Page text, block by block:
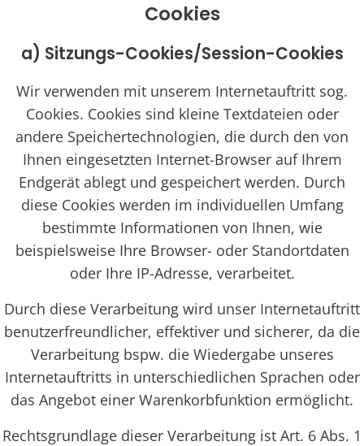
Cookies
a) Sitzungs-Cookies/Session-Cookies
Wir verwenden mit unserem Internetauftritt sog.
Cookies. Cookies sind kleine Textdateien oder
andere Speichertechnologien, die durch den von
Ihnen eingesetzten Internet-Browser auf Ihrem
Endgerät ablegt und gespeichert werden. Durch
diese Cookies werden im individuellen Umfang
bestimmte Informationen von Ihnen, wie
beispielsweise Ihre Browser- oder Standortdaten
oder Ihre IP-Adresse, verarbeitet.
Durch diese Verarbeitung wird unser Internetauftritt
benutzerfreundlicher, effektiver und sicherer, da die
Verarbeitung bspw. die Wiedergabe unseres
Internetauftritts in unterschiedlichen Sprachen oder
das Angebot einer Warenkorbfunktion ermöglicht.
Rechtsgrundlage dieser Verarbeitung ist Art. 6 Abs. 1